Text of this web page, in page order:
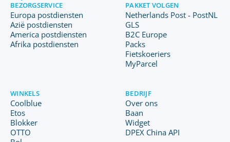
BEZORGSERVICE
Europa postdiensten
Azië postdiensten
America postdiensten
Afrika postdiensten
PAKKET VOLGEN
Netherlands Post - PostNL
GLS
B2C Europe
Packs
Fietskoeriers
MyParcel
WINKELS
Coolblue
Etos
Blokker
OTTO
BEDRIJF
Over ons
Baan
Widget
DPEX China API